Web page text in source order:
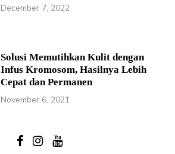
December 7, 2022
Solusi Memutihkan Kulit dengan
Infus Kromosom, Hasilnya Lebih
Cepat dan Permanen
November 6, 2021